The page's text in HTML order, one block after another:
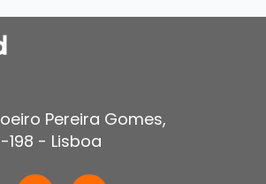
Pereira Gomes,
198 - Lisboa